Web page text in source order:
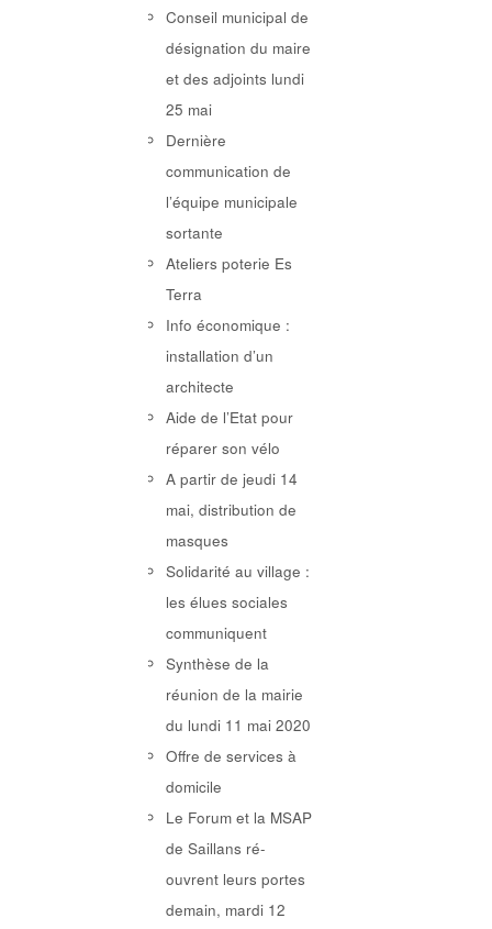
Conseil municipal de
désignation du maire
et des adjoints lundi
25 mai
Dernière
communication de
l’équipe municipale
sortante
Ateliers poterie Es
Terra
Info économique :
installation d’un
architecte
Aide de l’Etat pour
réparer son vélo
A partir de jeudi 14
mai, distribution de
masques
Solidarité au village :
les élues sociales
communiquent
Synthèse de la
réunion de la mairie
du lundi 11 mai 2020
Offre de services à
domicile
Le Forum et la MSAP
de Saillans ré-
ouvrent leurs portes
demain, mardi 12